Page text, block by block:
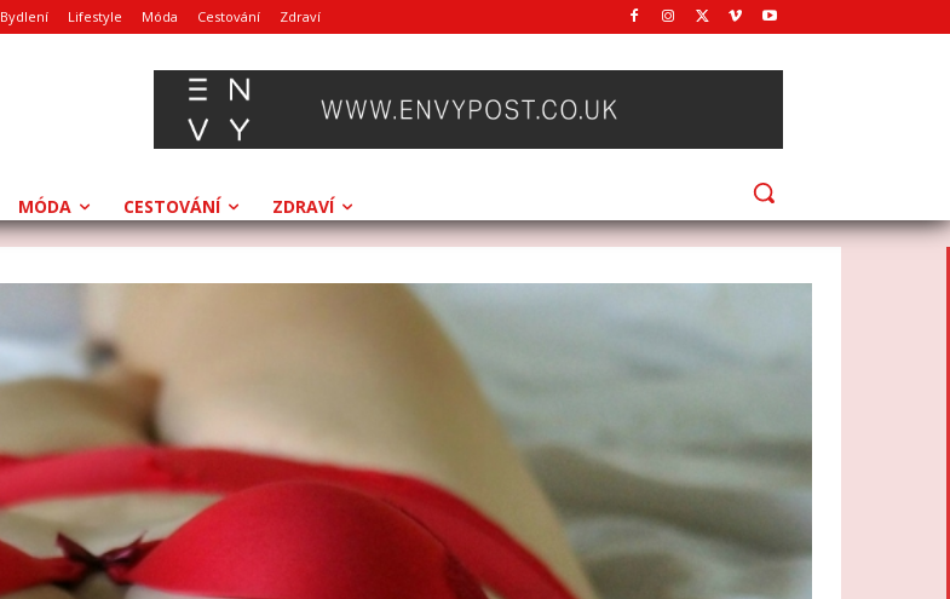
Bydlení Lifestyle Móda Cestování Zdraví
MÓDA CESTOVÁNÍ ZDRAVÍ